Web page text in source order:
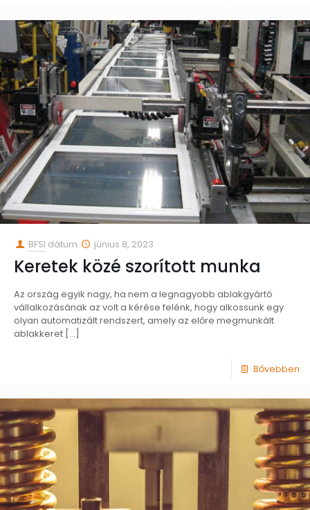
BFSI dátum június 8, 2023
Keretek közé szorított munka
Az ország egyik nagy, ha nem a legnagyobb ablakgyártó
vállalkozásának az volt a kérése felénk, hogy alkossunk egy
olyan automatizált rendszert, amely az előre megmunkált
ablakkeret […]
Bővebben